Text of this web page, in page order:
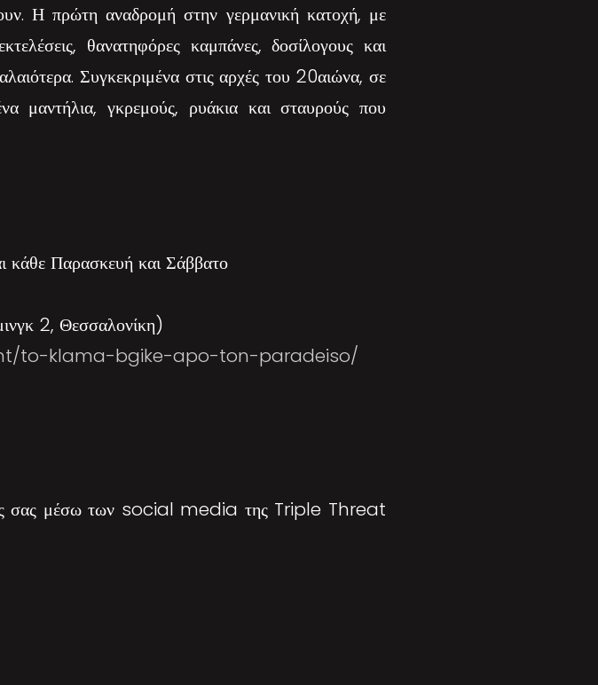
Η πρώτη αναδρομή στην γερμανική κατοχή, με
θανατηφόρες καμπάνες, δοσίλογους και
Συγκεκριμένα στις αρχές του 20αιώνα, σε
μαντήλια, γκρεμούς, ρυάκια και σταυρούς που
Παρασκευή και Σάββατο
2, Θεσσαλονίκη)
to-klama-bgike-apo-ton-paradeiso/
σας μέσω των social media της Triple Threat